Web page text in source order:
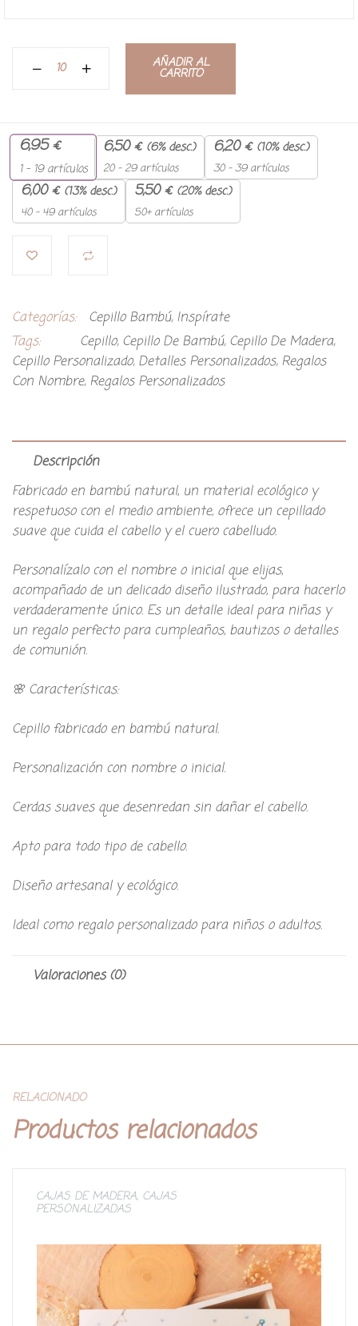
AÑADIR AL
CARRITO
6,95€
1 - 19artículos
6,50€ (6% desc.)
20 - 29 artículos
6,20€ (10% desc.)
30 - 39 artículos
6,00€ (13% desc.)
40 - 49 artículos
5,50€ (20% desc.)
50+ artículos
Categorías: Cepillo Bambú, Inspírate
Tags:
Cepillo, Cepillo De Bambú, Cepillo De Madera,
Cepillo Personalizado, Detalles Personalizados, Regalos
Con Nombre, Regalos Personalizados
Descripción
Fabricado en bambú natural, un material ecológico y
respetuoso con el medio ambiente, ofrece un cepillado
suave que cuida el cabello y el cuero cabelludo.
Personalízalo con el nombre o inicial que elijas,
acompañado de un delicado diseño ilustrado, para hacerlo
verdaderamente único. Es un detalle ideal para niñas y
un regalo perfecto para cumpleaños, bautizos o detalles
de comunión.
🌸 Características:
Cepillo fabricado en bambú natural.
Personalización con nombre o inicial.
Cerdas suaves que desenredan sin dañar el cabello.
Apto para todo tipo de cabello.
Diseño artesanal y ecológico.
Ideal como regalo personalizado para niños o adultos.
Valoraciones (0)
RELACIONADO
Productos relacionados
CAJAS DE MADERA, CAJAS
PERSONALIZADAS